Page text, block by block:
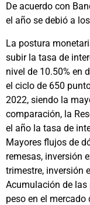
De acuerdo con
el año se debió a
La postura
subir la tasa de
nivel de 10.50% en
el ciclo de 650
2022, siendo la
comparación, la
el año la tasa de
Mayores flujos de
remesas, inversión
trimestre, inversión
Acumulación de
peso en el